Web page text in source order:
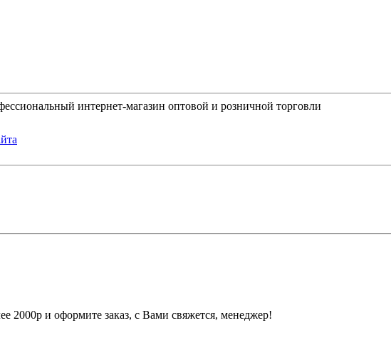
интернет-магазин оптовой и розничной торговли
2000р и оформите заказ, с Вами свяжется, менеджер!